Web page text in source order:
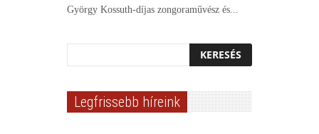
György Kossuth-díjas zongoraművész és...
Legfrissebb híreink